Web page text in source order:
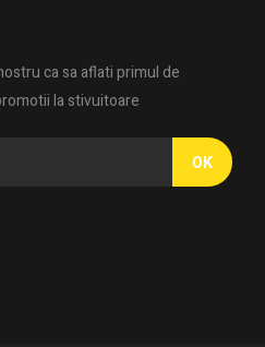
ca sa aflati primul de
la stivuitoare
OK